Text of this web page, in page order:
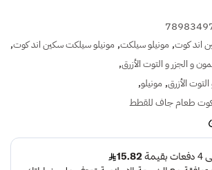
اند كوت, مونيلو سيلكت, مونيلو سيلكت سكين اند كوت,
و الجزر و التوت الأزرق,
الأزرق, مونيلو,
كوت طعام جاف للقطط